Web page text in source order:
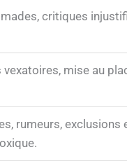
critiques
vexatoires, mise au
rumeurs, exclusions